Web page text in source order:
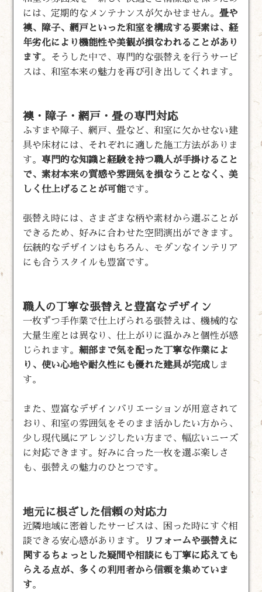
には、定期的なメンテナンスが欠かせません。畳や
襖、障子、網戸といった和室を構成する要素は、経
年劣化により機能性や美観が損なわれることがあり
ます。そうした中で、専門的な張替えを行うサービ
スは、和室本来の魅力を再び引き出してくれます。
襖・障子・網戸・畳の専門対応
ふすまや障子、網戸、畳など、和室に欠かせない建
具や床材には、それぞれに適した施工方法がありま
す。専門的な知識と経験を持つ職人が手掛けること
で、素材本来の質感や雰囲気を損なうことなく、美
しく仕上げることが可能です。
張替え時には、さまざまな柄や素材から選ぶことが
できるため、好みに合わせた空間演出ができます。
伝統的なデザインはもちろん、モダンなインテリア
にも合うスタイルも豊富です。
職人の丁寧な張替えと豊富なデザイン
一枚ずつ手作業で仕上げられる張替えは、機械的な
大量生産とは異なり、仕上がりに温かみと個性が感
じられます。細部まで気を配った丁寧な作業によ
り、使い心地や耐久性にも優れた建具が完成しま
す。
また、豊富なデザインバリエーションが用意されて
おり、和室の雰囲気をそのまま活かしたい方から、
少し現代風にアレンジしたい方まで、幅広いニーズ
に対応できます。好みに合った一枚を選ぶ楽しさ
も、張替えの魅力のひとつです。
地元に根ざした信頼の対応力
近隣地域に密着したサービスは、困った時にすぐ相
談できる安心感があります。
リフォームや張替えに
関するちょっとした疑問や相談にも丁寧に応えても
らえる点が、多くの利用者から信頼を集めていま
す。